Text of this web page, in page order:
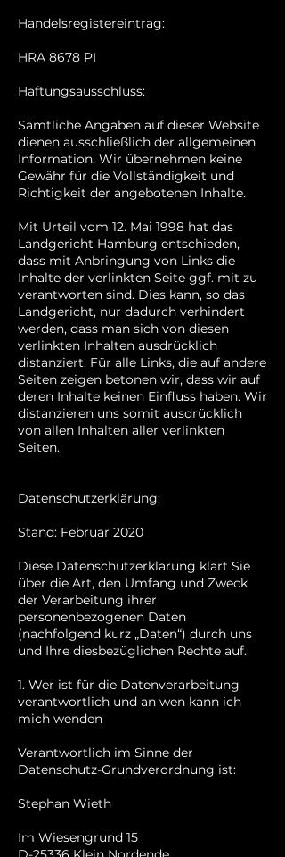
Handelsregistereintrag:
HRA 8678 PI
Haftungsausschluss:
Sämtliche Angaben auf dieser Website
dienen ausschließlich der allgemeinen
Information. Wir übernehmen keine
Gewähr für die Vollständigkeit und
Richtigkeit der angebotenen Inhalte.
Mit Urteil vom 12. Mai 1998 hat das
Landgericht Hamburg entschieden,
dass mit Anbringung von Links die
Inhalte der verlinkten Seite ggf. mit zu
verantworten sind. Dies kann, so das
Landgericht, nur dadurch verhindert
werden, dass man sich von diesen
verlinkten Inhalten ausdrücklich
distanziert. Für alle Links, die auf andere
Seiten zeigen betonen wir, dass wir auf
deren Inhalte keinen Einfluss haben. Wir
distanzieren uns somit ausdrücklich
von allen Inhalten aller verlinkten
Seiten.
Datenschutzerklärung:
Stand: Februar 2020
Diese Datenschutzerklärung klärt Sie
über die Art, den Umfang und Zweck
der Verarbeitung ihrer
personenbezogenen Daten
(nachfolgend kurz „Daten“) durch uns
und Ihre diesbezüglichen Rechte auf.
1. Wer ist für die Datenverarbeitung
verantwortlich und an wen kann ich
mich wenden
Verantwortlich im Sinne der
Datenschutz-Grundverordnung ist:
Stephan Wieth
Im Wiesengrund 15